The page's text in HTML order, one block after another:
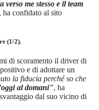
verso me stesso e il team
ha confidato al sito
(1/2).
di scoramento il driver di
e di adottare un
la fiducia perché so che
al domani”, ha
dal suo vicino di